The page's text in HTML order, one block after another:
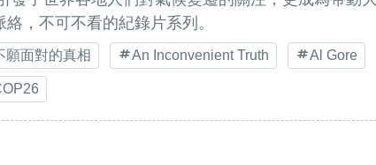
，不可不看的紀錄片系列。
願面對的真相 An Inconvenient Truth Al Gore